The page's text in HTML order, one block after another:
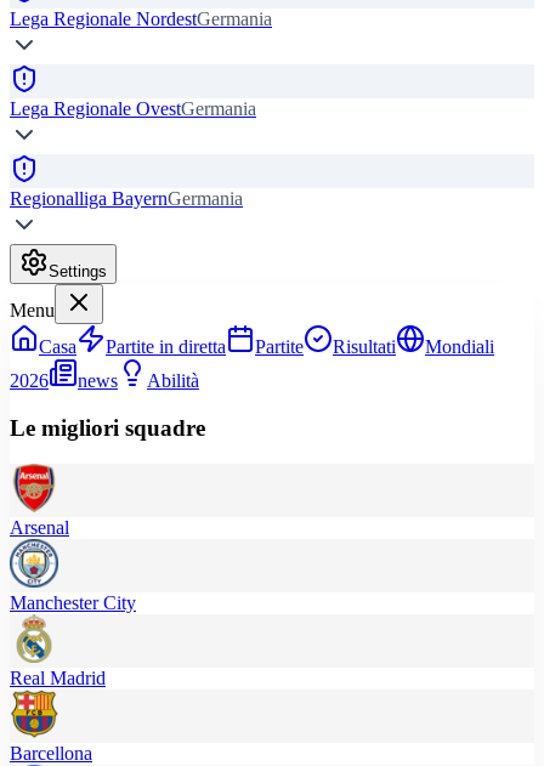
Lega Regionale NordestGermania
Lega Regionale OvestGermania
Regionalliga BayernGermania
Settings
Menu
Casa
Partite in diretta Partite Risultati
Mondiali
2026
news Abilità
Le migliori squadre
Arsenal
Manchester City
Real Madrid
Barcellona